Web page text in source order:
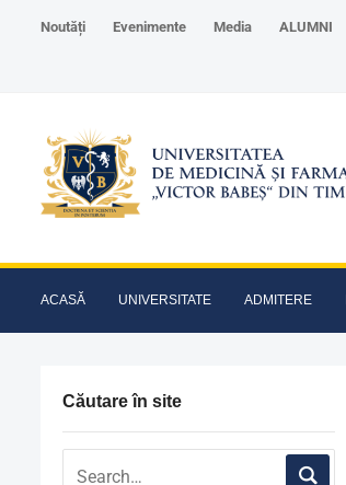
Noutăți Evenimente Media ALUMNI
ACASĂ UNIVERSITATE ADMITERE
Căutare în site